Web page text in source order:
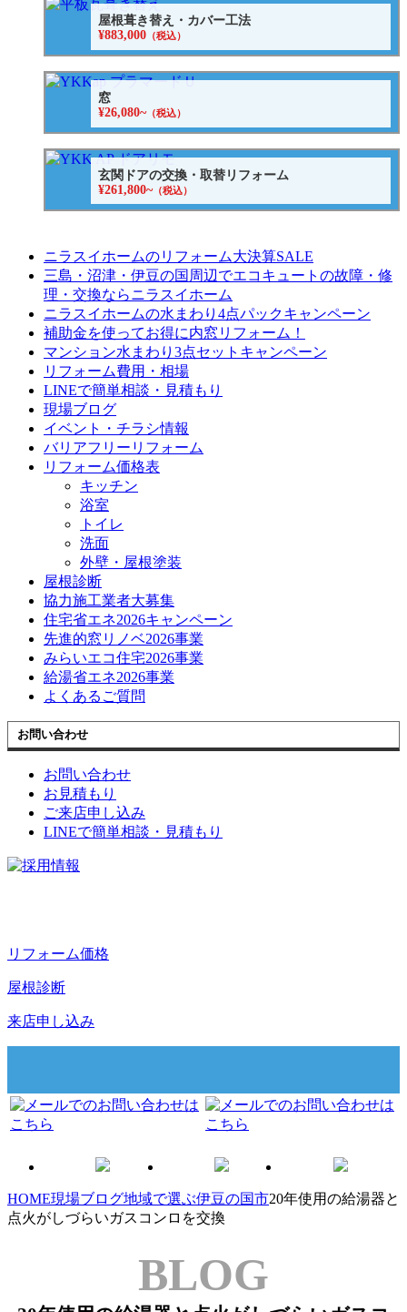
屋根葺き替え・カバー工法
¥883,000 （税込）
窓
¥26,080~（税込）
玄関ドアの交換・取替リフォーム
¥261,800~（税込）
ニラスイホームのリフォーム大決算SALE
三島・沼津・伊豆の国周辺でエコキュートの故障・修
理・交換ならニラスイホーム
ニラスイホームの水まわり4点パックキャンペーン
補助金を使ってお得に内窓リフォーム！
マンション水まわり3点セットキャンペーン
リフォーム費用・相場
LINEで簡単相談・見積もり
現場ブログ
イベント・チラシ情報
バリアフリーリフォーム
リフォーム価格表
キッチン
浴室
トイレ
洗面
外壁・屋根塗装
屋根診断
協力施工業者大募集
住宅省エネ2026キャンペーン
先進的窓リノベ2026事業
みらいエコ住宅2026事業
給湯省エネ2026事業
よくあるご質問
お問い合わせ
お問い合わせ
お見積もり
ご来店申し込み
LINEで簡単相談・見積もり
リフォーム価格
屋根診断
来店申し込み
HOME現場ブログ地域で選ぶ伊豆の国市20年使用の給湯器と
点火がしづらいガスコンロを交換
BLOG